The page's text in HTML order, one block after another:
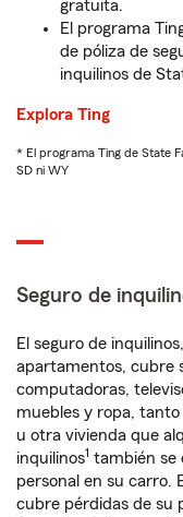
gratuita.
El programa
de póliza de
inquilinos de
Explora Ting
* El programa Ting de State
SD ni WY
Seguro de
El seguro de
apartamentos, cubre
computadoras,
muebles y ropa,
u otra vivienda que
inquilinos1 también se
personal en su carro.
cubre pérdidas de su